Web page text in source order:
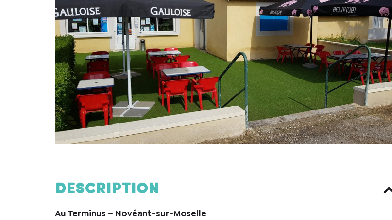
Description
Au Terminus – Novéant-sur-Moselle